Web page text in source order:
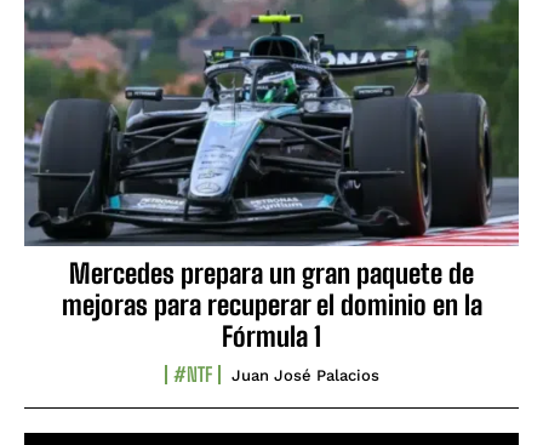
Mercedes prepara un gran paquete de
mejoras para recuperar el dominio en la
Fórmula 1
#NTF Juan José Palacios